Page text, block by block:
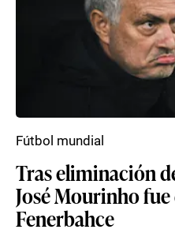
Tras eliminación
José Mourinho
Fenerbahce
Fútbol mundial